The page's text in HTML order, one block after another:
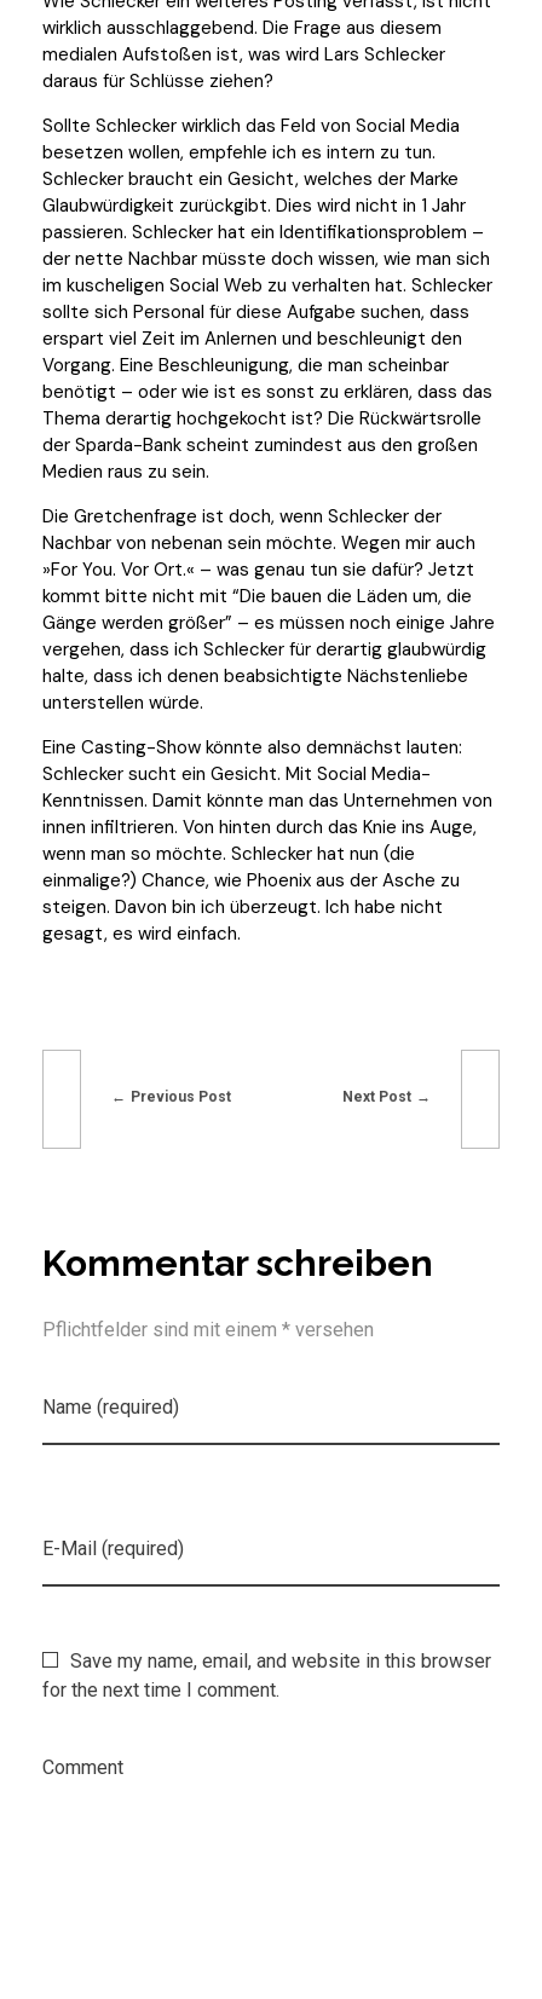
wirklich ausschlaggebend. Die Frage aus diesem
medialen Aufstoßen ist, was wird Lars Schlecker
daraus für Schlüsse ziehen?
Sollte Schlecker wirklich das Feld von Social Media
besetzen wollen, empfehle ich es intern zu tun.
Schlecker braucht ein Gesicht, welches der Marke
Glaubwürdigkeit zurückgibt. Dies wird nicht in 1 Jahr
passieren. Schlecker hat ein Identifikationsproblem –
der nette Nachbar müsste doch wissen, wie man sich
im kuscheligen Social Web zu verhalten hat. Schlecker
sollte sich Personal für diese Aufgabe suchen, dass
erspart viel Zeit im Anlernen und beschleunigt den
Vorgang. Eine Beschleunigung, die man scheinbar
benötigt – oder wie ist es sonst zu erklären, dass das
Thema derartig hochgekocht ist? Die Rückwärtsrolle
der Sparda-Bank scheint zumindest aus den großen
Medien raus zu sein.
Die Gretchenfrage ist doch, wenn Schlecker der
Nachbar von nebenan sein möchte. Wegen mir auch
»For You. Vor Ort.« – was genau tun sie dafür? Jetzt
kommt bitte nicht mit “Die bauen die Läden um, die
Gänge werden größer” – es müssen noch einige Jahre
vergehen, dass ich Schlecker für derartig glaubwürdig
halte, dass ich denen beabsichtigte Nächstenliebe
unterstellen würde.
Eine Casting-Show könnte also demnächst lauten:
Schlecker sucht ein Gesicht. Mit Social Media-
Kenntnissen. Damit könnte man das Unternehmen von
innen infiltrieren. Von hinten durch das Knie ins Auge,
wenn man so möchte. Schlecker hat nun (die
einmalige?) Chance, wie Phoenix aus der Asche zu
steigen. Davon bin ich überzeugt. Ich habe nicht
gesagt, es wird einfach.
Previous Post Next Post
Kommentar schreiben
Pflichtfelder sind mit einem * versehen
Name (required)
E-Mail (required)
Save my name, email, and website in this browser
for the next time I comment.
Comment